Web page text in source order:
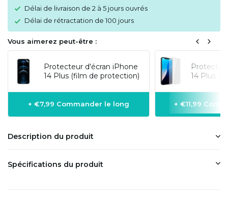
Délai de livraison de 2 à 5 jours ouvrés
Délai de rétractation de 100 jours
Vous aimerez peut-être :
Protecteur d'écran iPhone
14 Plus (film de protection)
+ €7,99 Commander le long
14 Plus
+ €11,99
Description du produit
Spécifications du produit